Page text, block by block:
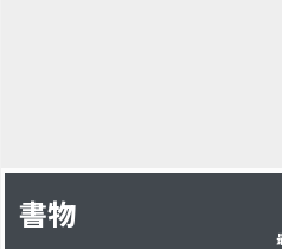
書物